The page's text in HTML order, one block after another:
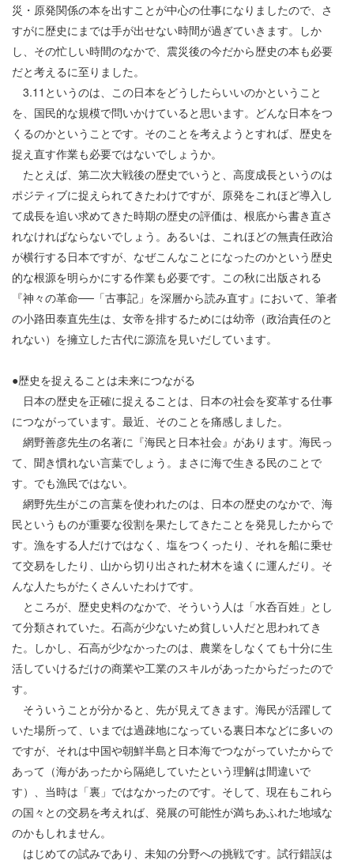
災・原発関係の本を出すことが中心の仕事になりましたので、さ
すがに歴史にまでは手が出せない時間が過ぎていきます。しか
し、その忙しい時間のなかで、震災後の今だから歴史の本も必要
だと考えるに至りました。
3.11というのは、この日本をどうしたらいいのかということ
を、国民的な規模で問いかけていると思います。どんな日本をつ
くるのかということです。そのことを考えようとすれば、歴史を
捉え直す作業も必要ではないでしょうか。
たとえば、第二次大戦後の歴史でいうと、高度成長というのは
ポジティブに捉えられてきたわけですが、原発をこれほど導入し
て成長を追い求めてきた時期の歴史の評価は、根底から書き直さ
れなければならないでしょう。あるいは、これほどの無責任政治
が横行する日本ですが、なぜこんなことになったのかという歴史
的な根源を明らかにする作業も必要です。この秋に出版される
『神々の革命──「古事記」を深層から読み直す』において、筆者
の小路田泰直先生は、女帝を排するためには幼帝（政治責任のと
れない）を擁立した古代に源流を見いだしています。
●歴史を捉えることは未来につながる
日本の歴史を正確に捉えることは、日本の社会を変革する仕事
につながっています。最近、そのことを痛感しました。
網野善彦先生の名著に『海民と日本社会』があります。海民っ
て、聞き慣れない言葉でしょう。まさに海で生きる民のことで
す。でも漁民ではない。
網野先生がこの言葉を使われたのは、日本の歴史のなかで、海
民というものが重要な役割を果たしてきたことを発見したからで
す。漁をする人だけではなく、塩をつくったり、それを船に乗せ
て交易をしたり、山から切り出された材木を遠くに運んだり。そ
んな人たちがたくさんいたわけです。
ところが、歴史史料のなかで、そういう人は「水呑百姓」とし
て分類されていた。石高が少ないため貧しい人だと思われてき
た。しかし、石高が少なかったのは、農業をしなくても十分に生
活していけるだけの商業や工業のスキルがあったからだったので
す。
そういうことが分かると、先が見えてきます。海民が活躍して
いた場所って、いまでは過疎地になっている裏日本などに多いの
ですが、それは中国や朝鮮半島と日本海でつながっていたからで
あって（海があったから隔絶していたという理解は間違いで
す）、当時は「裏」ではなかったのです。そして、現在もこれら
の国々との交易を考えれば、発展の可能性が満ちあふれた地域な
のかもしれません。
はじめての試みであり、未知の分野への挑戦です。試行錯誤は